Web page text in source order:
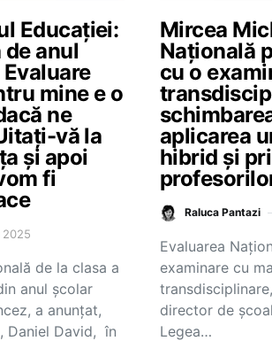
Educației:
anul
mine e o
ne
vă la
și apoi
fi
2025
de la clasa a
anul școlar
a anunțat,
Daniel David, în
Mircea
Națională
cu o
aplicarea
hibrid și
Raluca Pantazi
Evaluarea
examinare cu
director de
Legea…